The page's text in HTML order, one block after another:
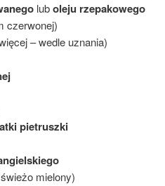
luboleju rzepakowego
czerwonej)
– wedle uznania)
pietruszki
mielony)